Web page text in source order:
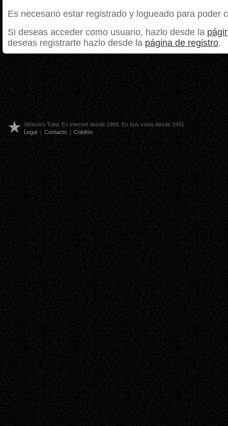
Es necesario estar registrado y logueado para poder
Si deseas acceder como usuario, hazlo desde la
deseas registrarte hazlo desde la página de registro.
Siniestro Total. En internet desde 1996. En sus vidas desde 1981.
Legal | Contacto | Colofón